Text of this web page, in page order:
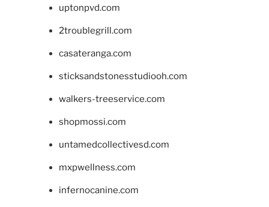
uptonpvd.com
2troublegrill.com
casateranga.com
sticksandstonesstudiooh.com
walkers-treeservice.com
shopmossi.com
untamedcollectivesd.com
mxpwellness.com
infernocanine.com